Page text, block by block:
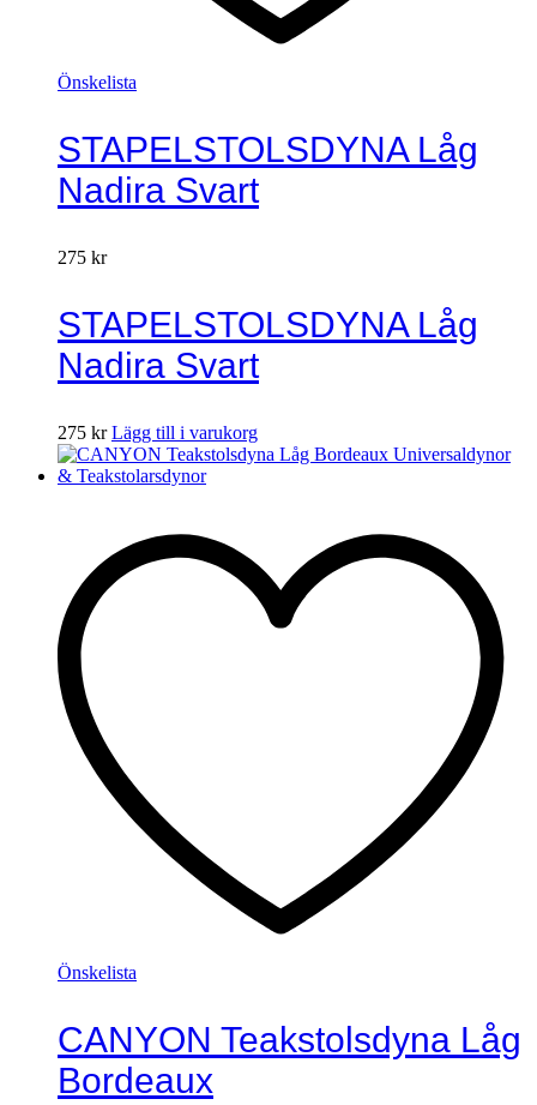
Önskelista
STAPELSTOLSDYNA Låg
Nadira Svart
275 kr
STAPELSTOLSDYNA Låg
Nadira Svart
275 kr Lägg till i varukorg
Önskelista
CANYON Teakstolsdyna Låg
Bordeaux